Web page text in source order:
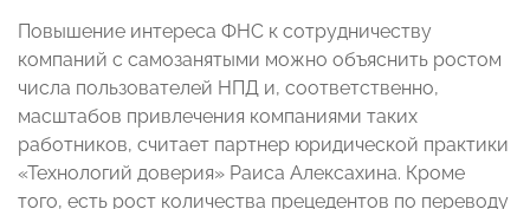
Повышение интереса ФНС к сотрудничеству
компаний с самозанятыми можно объяснить ростом
числа пользователей НПД и, соответственно,
масштабов привлечения компаниями таких
работников, считает партнер юридической практики
«Технологий доверия» Раиса Алексахина. Кроме
того, есть рост количества прецедентов по переводу